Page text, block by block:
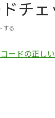
チ
する
ードの正し